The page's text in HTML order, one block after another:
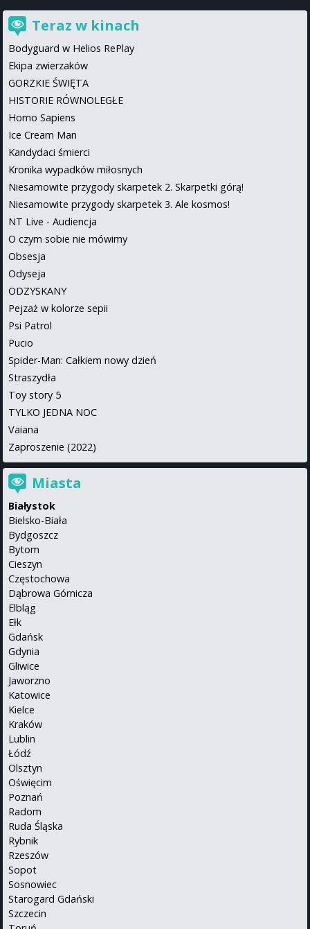
Teraz w kinach
Bodyguard w Helios RePlay
Ekipa zwierzaków
GORZKIE ŚWIĘTA
HISTORIE RÓWNOLEGŁE
Homo Sapiens
Ice Cream Man
Kandydaci śmierci
Kronika wypadków miłosnych
Niesamowite przygody skarpetek 2. Skarpetki górą!
Niesamowite przygody skarpetek 3. Ale kosmos!
NT Live - Audiencja
O czym sobie nie mówimy
Obsesja
Odyseja
ODZYSKANY
Pejzaż w kolorze sepii
Psi Patrol
Pucio
Spider-Man: Całkiem nowy dzień
Straszydła
Toy story 5
TYLKO JEDNA NOC
Vaiana
Zaproszenie (2022)
Miasta
Białystok
Bielsko-Biała
Bydgoszcz
Bytom
Cieszyn
Częstochowa
Dąbrowa Górnicza
Elbląg
Ełk
Gdańsk
Gdynia
Gliwice
Jaworzno
Katowice
Kielce
Kraków
Lublin
Łódź
Olsztyn
Oświęcim
Poznań
Radom
Ruda Śląska
Rybnik
Rzeszów
Sopot
Sosnowiec
Starogard Gdański
Szczecin